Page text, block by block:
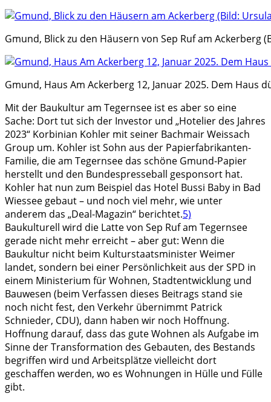
Gmund, Blick zu den Häusern von Sep Ruf am Ackerberg
Gmund, Haus Am Ackerberg 12, Januar 2025. Dem
Mit der Baukultur am Tegernsee ist es aber so eine
Sache: Dort tut sich der Investor und „Hotelier des Jahres
2023“ Korbinian Kohler mit seiner Bachmair Weissach
Group um. Kohler ist Sohn aus der Papierfabrikanten-
Familie, die am Tegernsee das schöne Gmund-Papier
herstellt und den Bundespresseball gesponsort hat.
Kohler hat nun zum Beispiel das Hotel Bussi Baby in Bad
Wiessee gebaut – und noch viel mehr, wie unter
anderem das „Deal-Magazin“ berichtet.5)
Baukulturell wird die Latte von Sep Ruf am Tegernsee
gerade nicht mehr erreicht – aber gut: Wenn die
Baukultur nicht beim Kulturstaatsminister Weimer
landet, sondern bei einer Persönlichkeit aus der SPD in
einem Ministerium für Wohnen, Stadtentwicklung und
Bauwesen (beim Verfassen dieses Beitrags stand sie
noch nicht fest, den Verkehr übernimmt Patrick
Schnieder, CDU), dann haben wir noch Hoffnung.
Hoffnung darauf, dass das gute Wohnen als Aufgabe im
Sinne der Transformation des Gebauten, des Bestands
begriffen wird und Arbeitsplätze vielleicht dort
geschaffen werden, wo es Wohnungen in Hülle und Fülle
gibt.